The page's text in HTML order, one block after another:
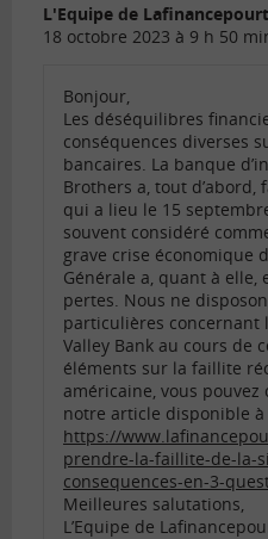
L'Equipe de
18 octobre 2023 à 9 h 50
Bonjour,
Les déséquilibres
conséquences diverses
bancaires. La banque
Brothers a, tout d’abord,
qui a lieu le 15
souvent considéré
grave crise économique
Générale a, quant à
pertes. Nous ne
particulières concernant
Valley Bank au cours de
éléments sur la faillite
américaine, vous
notre article disponible à
https://
prendre-la-faillite-de-la-
consequences-en-3-
Meilleures salutations,
L’Equipe de